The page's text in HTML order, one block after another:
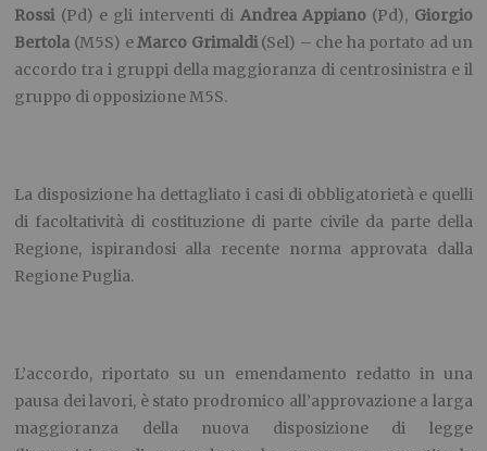
Rossi(Pd) e gli interventi di Andrea Appiano(Pd), Giorgio
Bertola (M5S) eMarco Grimaldi(Sel) – che ha portato ad un
accordo tra i gruppi della maggioranza di centrosinistra e il
gruppo di opposizione M5S.
La disposizione ha dettagliato i casi di obbligatorietà e quelli
di facoltatività di costituzione di parte civile da parte della
Regione, ispirandosi alla recente norma approvata dalla
Regione Puglia.
L’accordo, riportato su un emendamento redatto in una
pausa dei lavori, è stato prodromico all’approvazione a larga
maggioranza della nuova disposizione di legge